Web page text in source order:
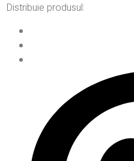
Distribuie produsul: